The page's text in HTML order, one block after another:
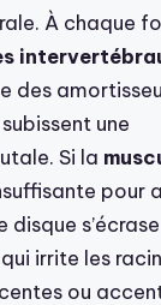
À chaque
des
une
Si la
pour
s’écrase
irrite les
ou